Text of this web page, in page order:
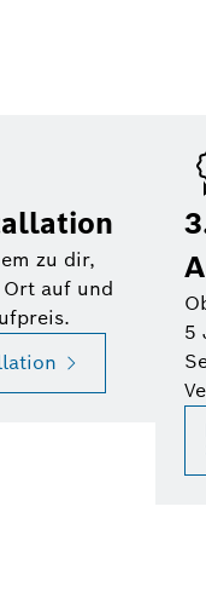
zu dir,
auf und
5